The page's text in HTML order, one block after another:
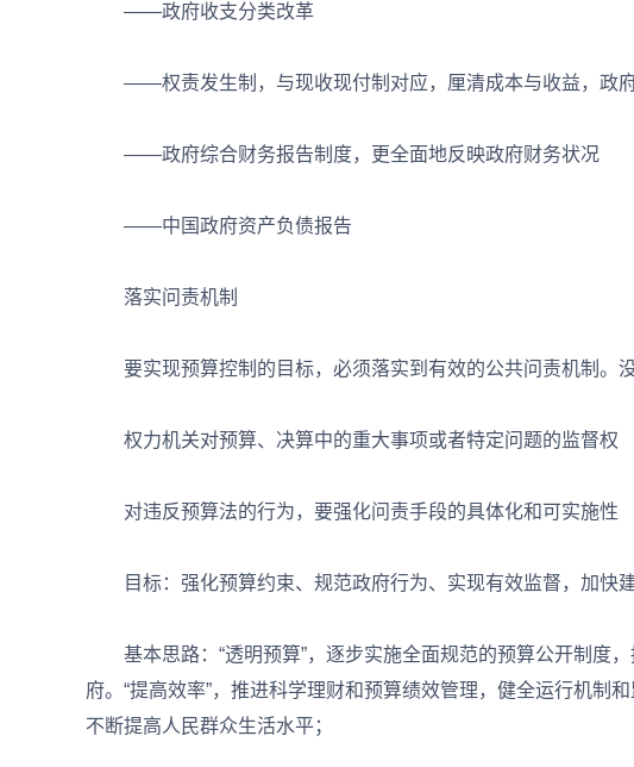
——政府收支分类改革
——权责发生制，与现收现付制对应，厘清成本与收益，政府
——政府综合财务报告制度，更全面地反映政府财务状况
——中国政府资产负债报告
落实问责机制
要实现预算控制的目标，必须落实到有效的公共问责机制。没
权力机关对预算、决算中的重大事项或者特定问题的监督权
对违反预算法的行为，要强化问责手段的具体化和可实施性
目标：强化预算约束、规范政府行为、实现有效监督，加快建
基本思路：“透明预算”，逐步实施全面规范的预算公开制度
府。“提高效率”，推进科学理财和预算绩效管理，健全运行机制
不断提高人民群众生活水平；